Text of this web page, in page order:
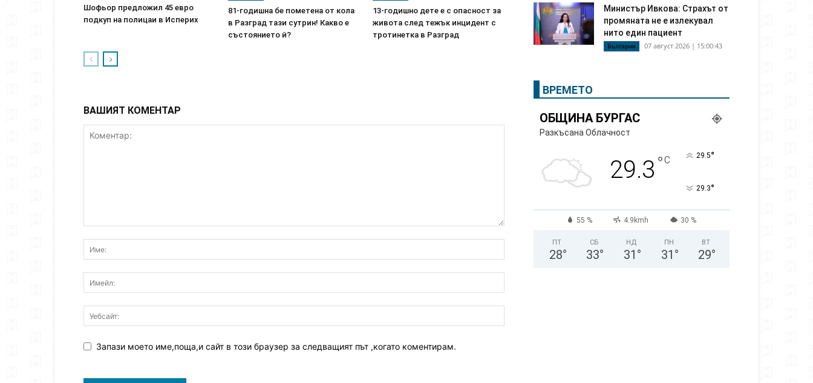
Шофьор предложил 45 евро
подкуп на полицаи в Исперих
81-годишна бе пометена от кола
в Разград тази сутрин! Какво е
състоянието й?
13-годишно дете е с опасност за
живота след тежък инцидент с
тротинетка в Разград
ВАШИЯТ КОМЕНТАР
Запази моето име,поща,и сайт в този браузер за следващият път ,когато коментирам.
Министър Ивкова: Страхът от
промяната не е излекувал
нито един пациент
България 07 август 2026 | 15:00:43
ВРЕМЕТО
ОБЩИНА БУРГАС
Разкъсана Облачност
29.3 °C 29.5°
29.3°
55 % 4.9kmh 30 %
ПТ
28°
СБ
33°
НД
31 °
ПН
31 °
ВТ
29°